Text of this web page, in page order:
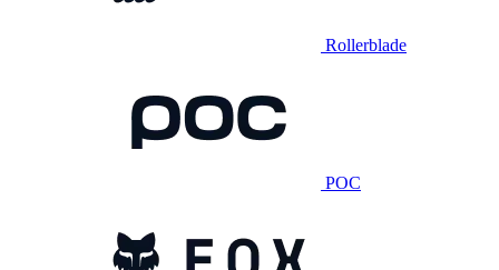
Rollerblade
POC